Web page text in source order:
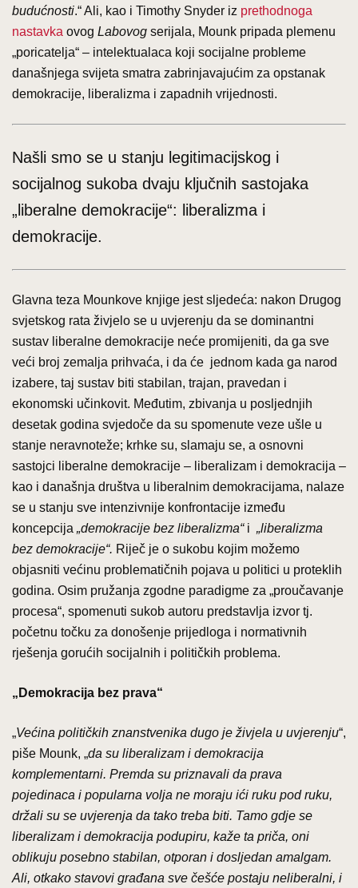
budućnosti.“ Ali, kao i Timothy Snyder iz prethodnoga
nastavka ovog Labovog serijala, Mounk pripada plemenu
„poricatelja“ – intelektualaca koji socijalne probleme
današnjega svijeta smatra zabrinjavajućim za opstanak
demokracije, liberalizma i zapadnih vrijednosti.
Našli smo se u stanju legitimacijskog i
socijalnog sukoba dvaju ključnih sastojaka
„liberalne demokracije“: liberalizma i
demokracije.
Glavna teza Mounkove knjige jest sljedeća: nakon Drugog
svjetskog rata živjelo se u uvjerenju da se dominantni
sustav liberalne demokracije neće promijeniti, da ga sve
veći broj zemalja prihvaća, i da će jednom kada ga narod
izabere, taj sustav biti stabilan, trajan, pravedan i
ekonomski učinkovit. Međutim, zbivanja u posljednjih
desetak godina svjedoče da su spomenute veze ušle u
stanje neravnoteže; krhke su, slamaju se, a osnovni
sastojci liberalne demokracije – liberalizam i demokracija –
kao i današnja društva u liberalnim demokracijama, nalaze
se u stanju sve intenzivnije konfrontacije između
koncepcija „demokracije bez liberalizma“ i „liberalizma
bez demokracije“. Riječ je o sukobu kojim možemo
objasniti većinu problematičnih pojava u politici u proteklih
godina. Osim pružanja zgodne paradigme za „proučavanje
procesa“, spomenuti sukob autoru predstavlja izvor tj.
početnu točku za donošenje prijedloga i normativnih
rješenja gorućih socijalnih i političkih problema.
„Demokracija bez prava“
„Većina političkih znanstvenika dugo je živjela u uvjerenju“,
piše Mounk, „da su liberalizam i demokracija
komplementarni. Premda su priznavali da prava
pojedinaca i popularna volja ne moraju ići ruku pod ruku,
držali su se uvjerenja da tako treba biti. Tamo gdje se
liberalizam i demokracija podupiru, kaže ta priča, oni
oblikuju posebno stabilan, otporan i dosljedan amalgam.
Ali, otkako stavovi građana sve češće postaju neliberalni, i